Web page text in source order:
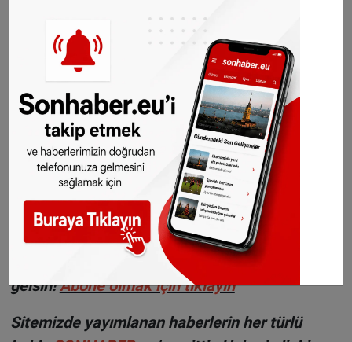
Geçtiğimiz hafta Hollanda parlamentosu,
yardım programının hızlandırılması için
hükümete çağrıda bulunmuştu.
©Sonhaber.eu
Haberlerimiziİnstagram ,TikTok ve
Youtube hesaplarımızdan da takip
edebilirsiniz.
WhatsAppta ücretsiz bültenimize abone olun,
Hollanda ve diğer Avrupa ülkeleri gündeminden
seçtiğimiz haberler her gün telefonunuza
gelsin!Abone olmak için tıklayın
Sitemizde yayımlanan haberlerin her türlü